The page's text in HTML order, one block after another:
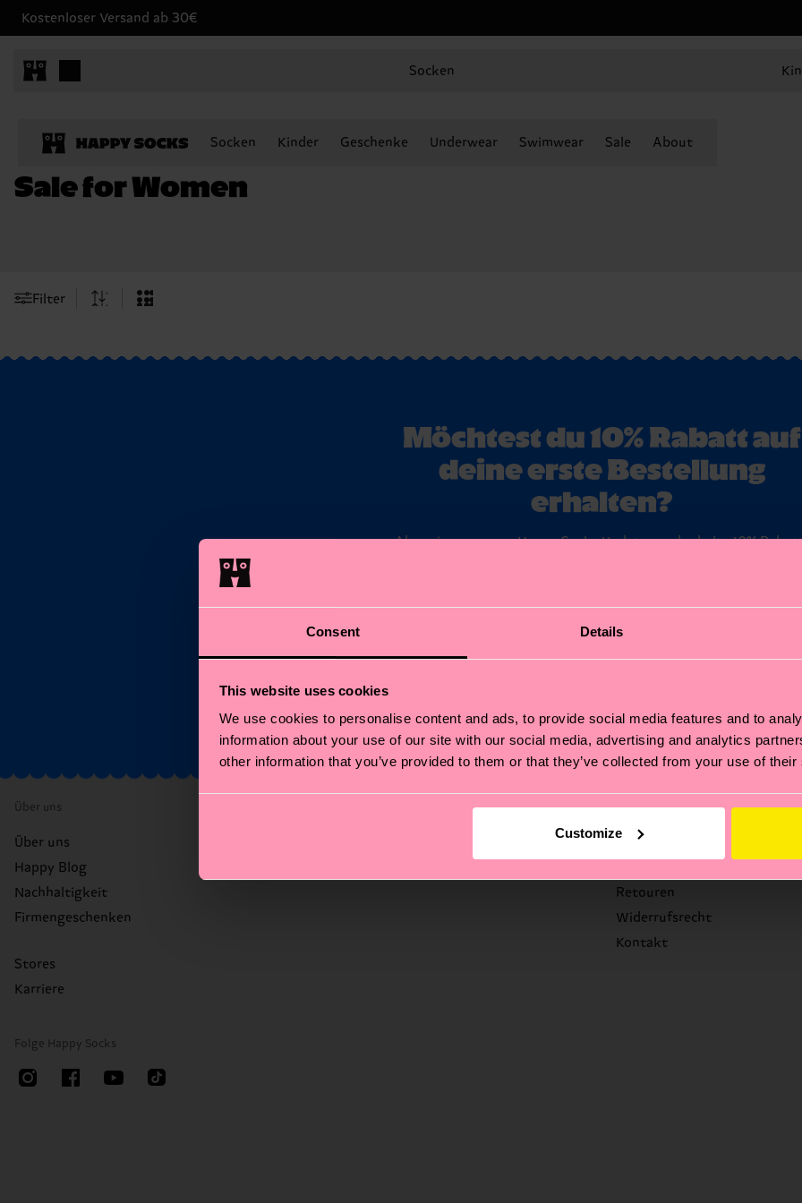
Consent Details
This website uses cookies
We use cookies to personalise content and ads, to provide social media features and to
information about your use of our site with our social media, advertising and analytics
other information that you’ve provided to them or that they’ve collected from your use of
Customize
Kostenloser Versand ab 30€
Socken
Socken Kinder Geschenke Underwear Swimwear Sale About
Sale for Women
Filter
Möchtest du 10% Rabatt auf
deine erste Bestellung
erhalten?
Abonniere unseren Happy Socks Updates und erhalte 10%
Anmelden
*Kann nicht mit anderen Angeboten, Limited/Special Editions oder Sale
Über uns
Über uns
Happy Blog
Nachhaltigkeit
Firmengeschenken
Stores
Karriere
Hilfe
FAQ's
Retouren
Widerrufsrecht
Kontakt
Folge Happy Socks